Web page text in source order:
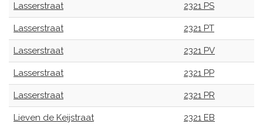
Lasserstraat 2321 PS
Lasserstraat 2321 PT
Lasserstraat 2321 PV
Lasserstraat 2321 PP
Lasserstraat 2321 PR
Lieven de Keijstraat 2321 EB